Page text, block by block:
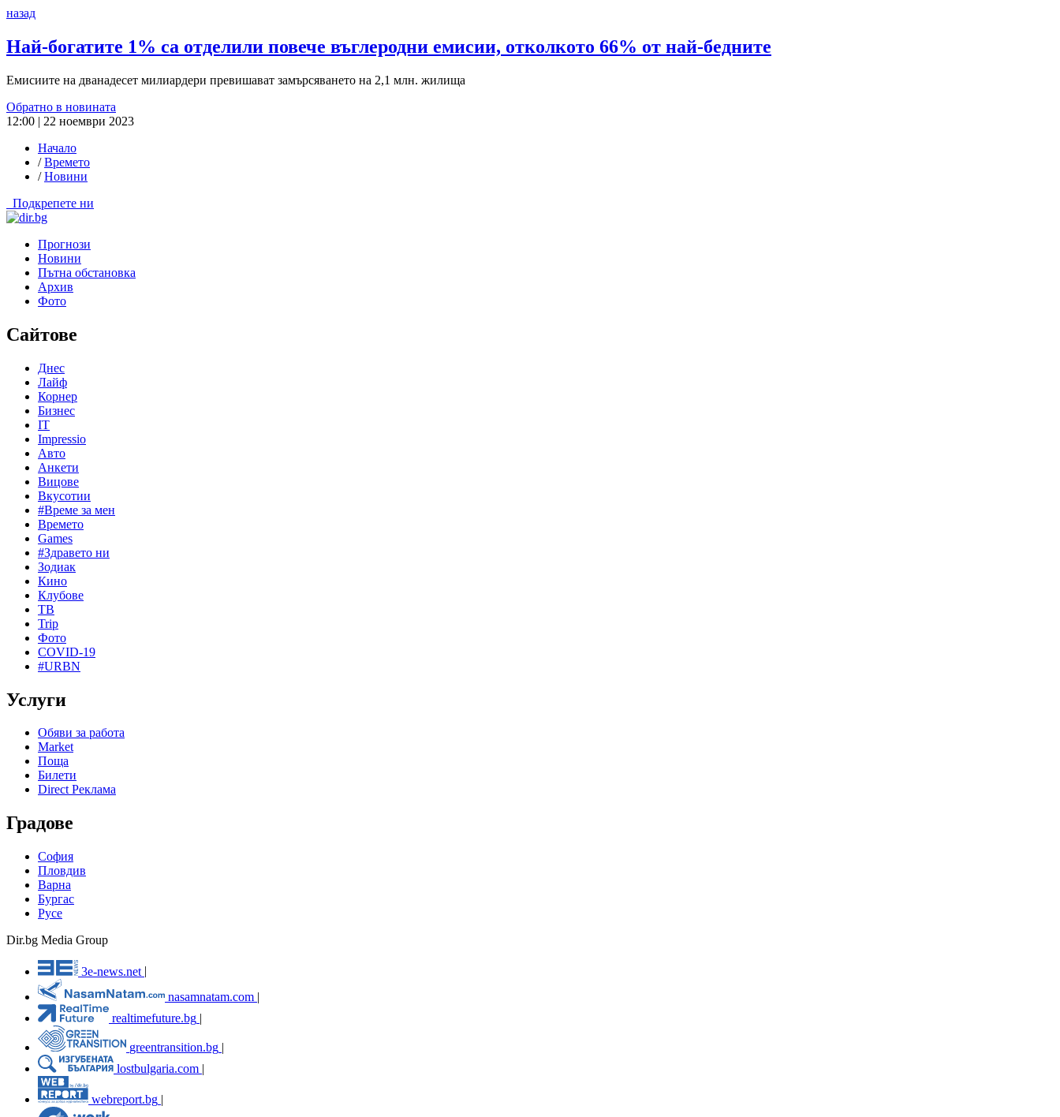
назад
Най-богатите 1% са отделили повече въглеродни емисии, отколкото 66% от най-бедните
Емисиите на дванадесет милиардери превишават замърсяването на 2,1 млн. жилища
Обратно в новината
12:00 | 22 ноември 2023
Начало
/Времето
/Новини
Подкрепете ни
Прогнози
Новини
Пътна обстановка
Архив
Фото
Сайтове
Днес
Лайф
Корнер
Бизнес
IT
Impressio
Авто
Анкети
Вицове
Вкусотии
#Време за мен
Времето
Games
#Здравето ни
Зодиак
Кино
Клубове
ТВ
Trip
Фото
COVID-19
#URBN
Услуги
Обяви за работа
Market
Поща
Билети
Direct Реклама
Градове
София
Пловдив
Варна
Бургас
Русе
Dir.bg Media Group
3e-news.net
nasamnatam.com |
realtimefuture.bg |
greentransition.bg |
lostbulgaria.com |
webreport.bg |